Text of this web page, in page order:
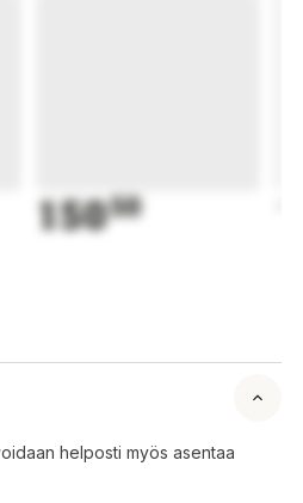
15050
helposti myös asentaa